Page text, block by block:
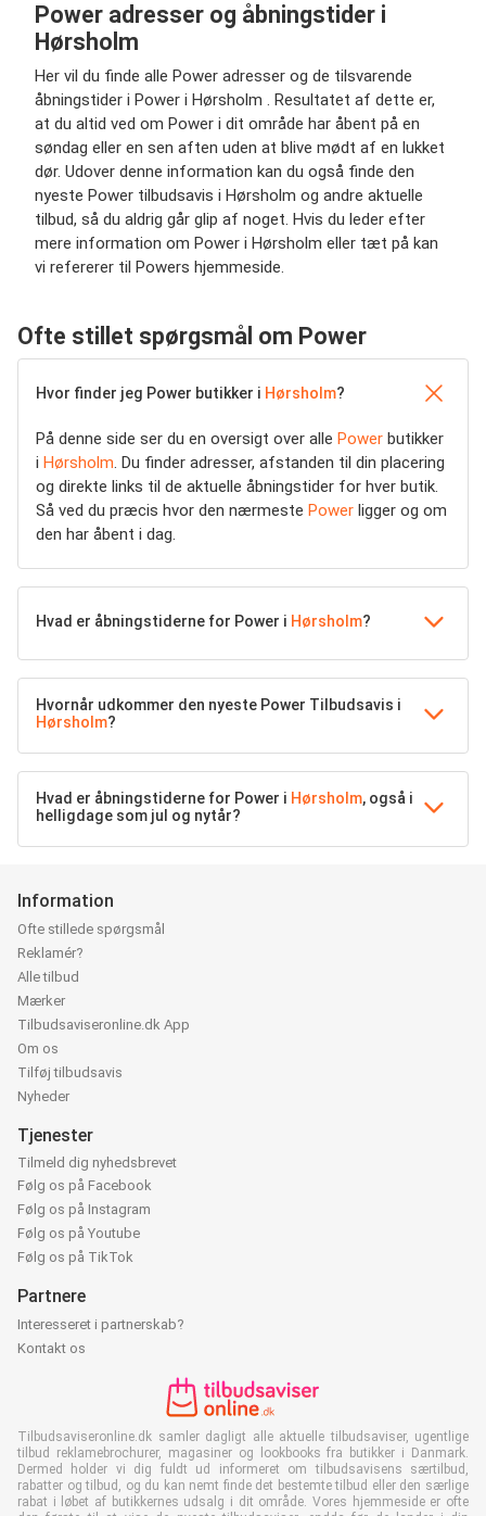
Power adresser og åbningstider i
Hørsholm
Her vil du finde alle Power adresser og de tilsvarende
åbningstider i Power i Hørsholm . Resultatet af dette er,
at du altid ved om Power i dit område har åbent på en
søndag eller en sen aften uden at blive mødt af en lukket
dør. Udover denne information kan du også finde den
nyeste Power tilbudsavis i Hørsholm og andre aktuelle
tilbud, så du aldrig går glip af noget. Hvis du leder efter
mere information om Power i Hørsholm eller tæt på kan
vi refererer til Powers hjemmeside.
Ofte stillet spørgsmål om Power
Hvor finder jeg Power butikker i Hørsholm?
På denne side ser du en oversigt over alle Power butikker
i Hørsholm. Du finder adresser, afstanden til din placering
og direkte links til de aktuelle åbningstider for hver butik.
Så ved du præcis hvor den nærmeste Power ligger og om
den har åbent i dag.
Hvad er åbningstiderne for Power i Hørsholm?
Hvornår udkommer den nyeste Power Tilbudsavis i
Hørsholm?
Hvad er åbningstiderne for Power i Hørsholm, også i
helligdage som jul og nytår?
Information
Ofte stillede spørgsmål
Reklamér?
Alle tilbud
Mærker
Tilbudsaviseronline.dk App
Om os
Tilføj tilbudsavis
Nyheder
Tjenester
Tilmeld dig nyhedsbrevet
Følg os på Facebook
Følg os på Instagram
Følg os på Youtube
Følg os på TikTok
Partnere
Interesseret i partnerskab?
Kontakt os
Tilbudsaviseronline.dk samler dagligt alle aktuelle tilbudsaviser, ugentlige
tilbud reklamebrochurer, magasiner og lookbooks fra butikker i Danmark.
Dermed holder vi dig fuldt ud informeret om tilbudsavisens særtilbud,
rabatter og tilbud, og du kan nemt finde det bestemte tilbud eller den særlige
rabat i løbet af butikkernes udsalg i dit område. Vores hjemmeside er ofte